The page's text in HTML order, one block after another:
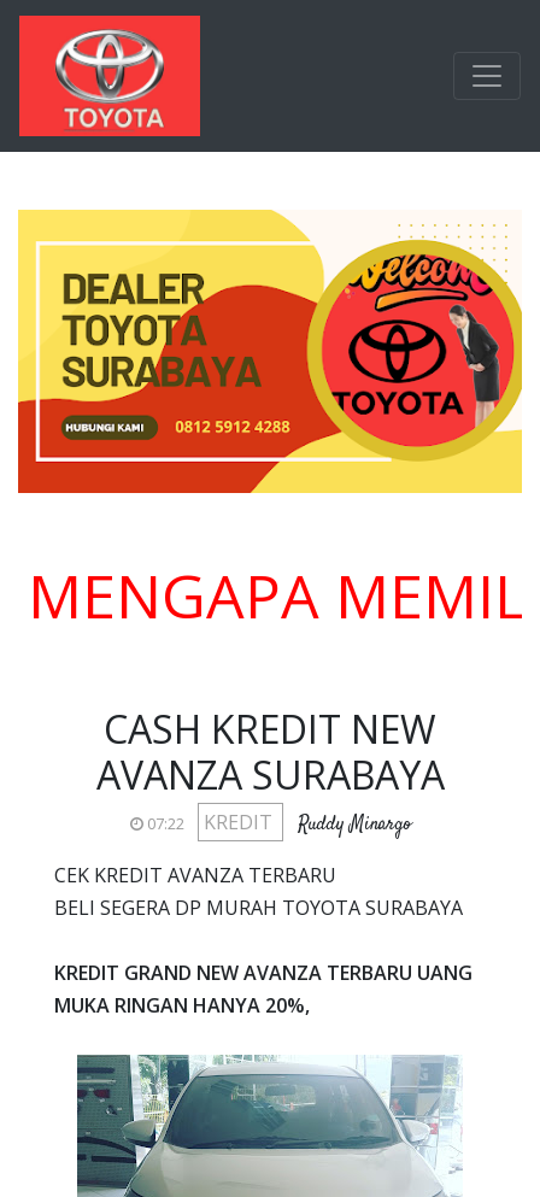
Langsung ke konten utama
MEMILIH
CASH KREDIT NEW
AVANZA SURABAYA
07:22 KREDIT Ruddy Minargo
CEK KREDIT AVANZA TERBARU
BELI SEGERA DP MURAH TOYOTA SURABAYA
KREDIT GRAND NEW AVANZA TERBARU UANG
MUKA RINGAN HANYA 20%,